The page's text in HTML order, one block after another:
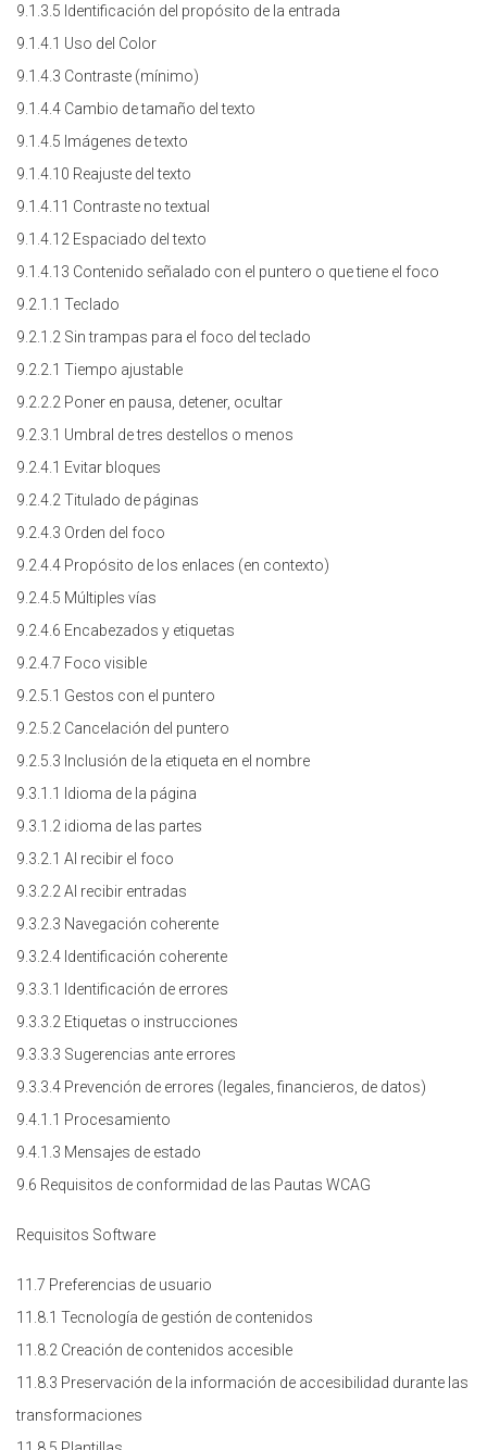
9.1.3.5 Identificación del propósito de la entrada
9.1.4.1 Uso del Color
9.1.4.3 Contraste (mínimo)
9.1.4.4 Cambio de tamaño del texto
9.1.4.5 Imágenes de texto
9.1.4.10 Reajuste del texto
9.1.4.11 Contraste no textual
9.1.4.12 Espaciado del texto
9.1.4.13 Contenido señalado con el puntero o que tiene el foco
9.2.1.1 Teclado
9.2.1.2 Sin trampas para el foco del teclado
9.2.2.1 Tiempo ajustable
9.2.2.2 Poner en pausa, detener, ocultar
9.2.3.1 Umbral de tres destellos o menos
9.2.4.1 Evitar bloques
9.2.4.2 Titulado de páginas
9.2.4.3 Orden del foco
9.2.4.4 Propósito de los enlaces (en contexto)
9.2.4.5 Múltiples vías
9.2.4.6 Encabezados y etiquetas
9.2.4.7 Foco visible
9.2.5.1 Gestos con el puntero
9.2.5.2 Cancelación del puntero
9.2.5.3 Inclusión de la etiqueta en el nombre
9.3.1.1 Idioma de la página
9.3.1.2 idioma de las partes
9.3.2.1 Al recibir el foco
9.3.2.2 Al recibir entradas
9.3.2.3 Navegación coherente
9.3.2.4 Identificación coherente
9.3.3.1 Identificación de errores
9.3.3.2 Etiquetas o instrucciones
9.3.3.3 Sugerencias ante errores
9.3.3.4 Prevención de errores (legales, financieros, de datos)
9.4.1.1 Procesamiento
9.4.1.3 Mensajes de estado
9.6 Requisitos de conformidad de las Pautas WCAG
Requisitos Software
11.7 Preferencias de usuario
11.8.1 Tecnología de gestión de contenidos
11.8.2 Creación de contenidos accesible
11.8.3 Preservación de la información de accesibilidad durante las
transformaciones